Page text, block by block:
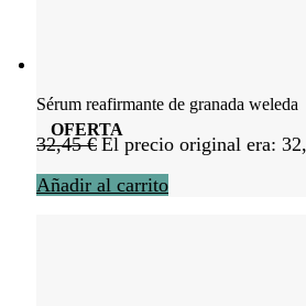
OFERTA
Sérum reafirmante de granada weleda
32,45€ El precio original era:
Añadir al carrito